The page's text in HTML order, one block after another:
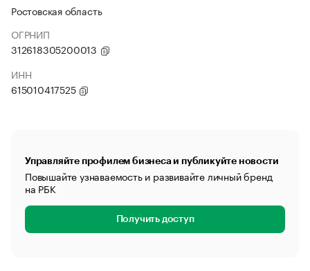
Ростовская область
ОГРНИП
312618305200013
ИНН
615010417525
Управляйте профилем бизнеса и публикуйте новости
Повышайте узнаваемость и развивайте личный бренд
на РБК
Получить доступ